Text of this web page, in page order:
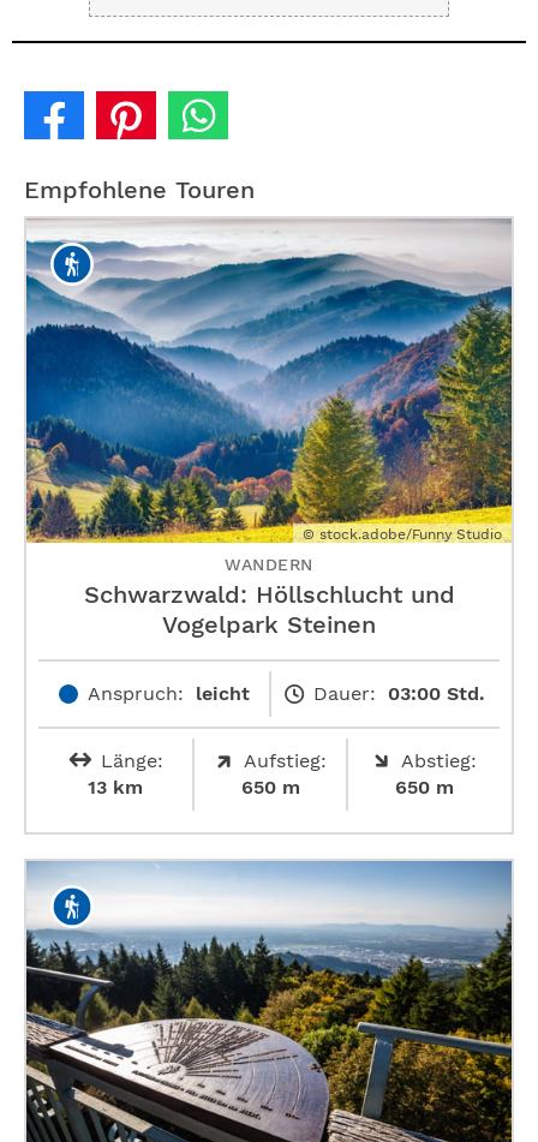
Empfohlene Touren
© stock.adobe/Funny Studio
WANDERN
Schwarzwald: Höllschlucht und
Vogelpark Steinen
Anspruch: leicht Dauer: 03:00 Std.
Länge:
13 km
Aufstieg:
650 m
Abstieg:
650 m